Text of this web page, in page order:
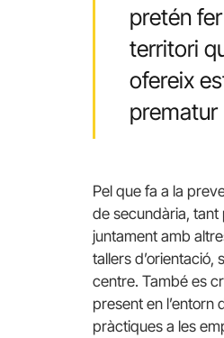
pretén
territori
ofereix
prematur
Pel que fa a la
de secundària, tant
juntament amb
tallers d’orientació,
centre. També es
present en l’entorn
pràctiques a les